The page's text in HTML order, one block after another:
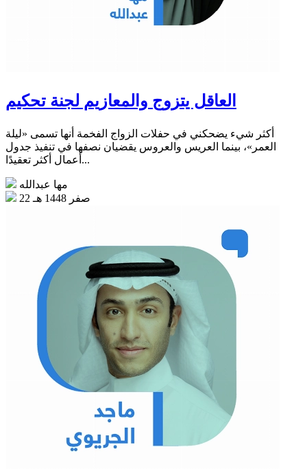
العاقل يتزوج والمعازيم لجنة تحكيم
أكثر شيء يضحكني في حفلات الزواج الفخمة أنها تسمى «ليلة
العمر»، بينما العريس والعروس يقضيان نصفها في تنفيذ جدول
أعمال أكثر تعقيدًا...
مها عبدالله
22 صفر 1448 هـ